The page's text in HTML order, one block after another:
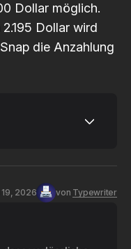
Dollar möglich.
Dollar wird
die Anzahlung
Erste echte
kostet 2195
19, 2026 von Typewriter